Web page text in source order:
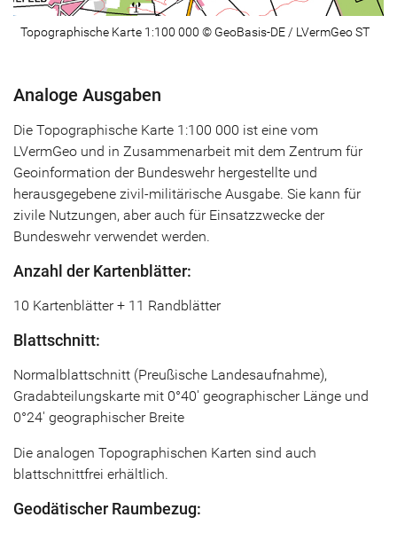
Topographische Karte 1:100 000 © GeoBasis-DE / LVermGeo ST
Analoge Ausgaben
Die Topographische Karte 1:100 000 ist eine vom
LVermGeo und in Zusammenarbeit mit dem Zentrum für
Geoinformation der Bundeswehr hergestellte und
herausgegebene zivil-militärische Ausgabe. Sie kann für
zivile Nutzungen, aber auch für Einsatzzwecke der
Bundeswehr verwendet werden.
Anzahl der Kartenblätter:
10 Kartenblätter + 11 Randblätter
Blattschnitt:
Normalblattschnitt (Preußische Landesaufnahme),
Gradabteilungskarte mit 0°40' geographischer Länge und
0°24' geographischer Breite
Die analogen Topographischen Karten sind auch
blattschnittfrei erhältlich.
Geodätischer Raumbezug: